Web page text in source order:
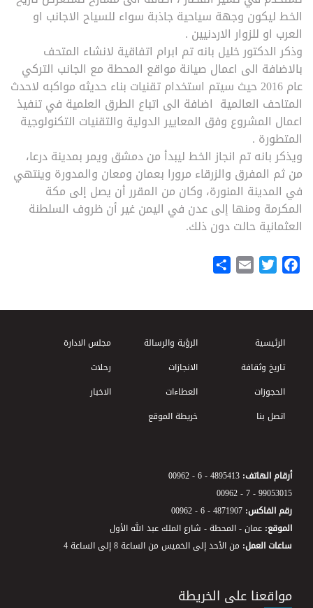
الخط ليكون وجهة سياحية جاذبة سواء للسياح الاجانب او
العرب او للزوار الاردنيين .
وذكر الدكتور خليل بانه تم ابرام اتفاقية لانشاء المتحف
بالاضافة الى اعمال صيانة مواقع المحطة مع الجانب التركي
عام 2016 حيث سيتم استخدام تقنيات بناء حديثه مواكبه لاحدث
المتاحف العالمية اضافة الى اتباع الطرق العلمية في تنفيذ
اعمال المشروع وفق المعايير الدولية والتقنيات التكنولوجية
المتطورة .
ويذكر بانه تم انجاز الخط ليبدأ من دمشق ويمر بمدينة درعا،
من ثم المفرق والزرقاء مرورا بعمان ومعان والمدورة وينتهي
في المدينة المنورة، وكان من المقرر أن يصل إلى مكة
المكرمة ومنها إلى عدن في اليمن غير أن ظروف السلطنة
العثمانية حالت دون ذلك.
Facebook
Twitter
Email
Footer Menu
الرئيسية الرؤية والرسالة
مجلس الادارة
تاريخ وثقافة
الانجازات
رحلات
الحجوزات
العطاءات
الاخبار
اتصل بنا
خريطة الموقع
أرقام الهاتف: 00962 - 6 - 4895413
00962 - 7 - 99053015
رقم الفاكس: 00962 - 6 - 4871907
الموقع: عمان - المحطة - شارع الملك عبد الله الأول
ساعات العمل: من الأحد إلى الخميس من الساعة 8 إلى الساعة 4
مواقعنا على الخريطة